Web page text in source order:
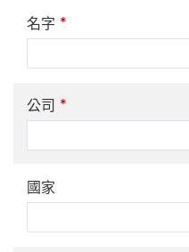
名字 *
公司 *
國家